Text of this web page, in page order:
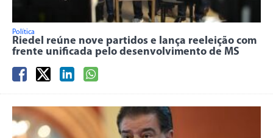
Política
Riedel reúne nove partidos e lança reeleição com
frente unificada pelo desenvolvimento de MS